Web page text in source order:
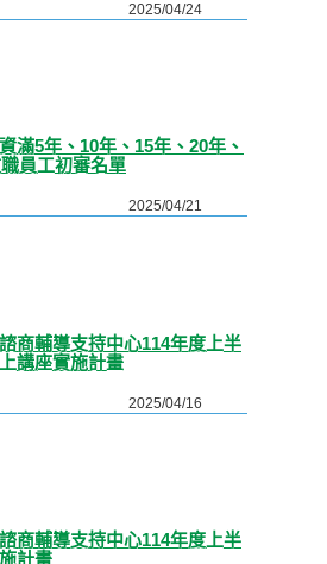
2025/04/24
滿5年、10年、15年、20年、
員工初審名單
2025/04/21
商輔導支持中心114年度上半
講座實施計畫
2025/04/16
商輔導支持中心114年度上半
計畫